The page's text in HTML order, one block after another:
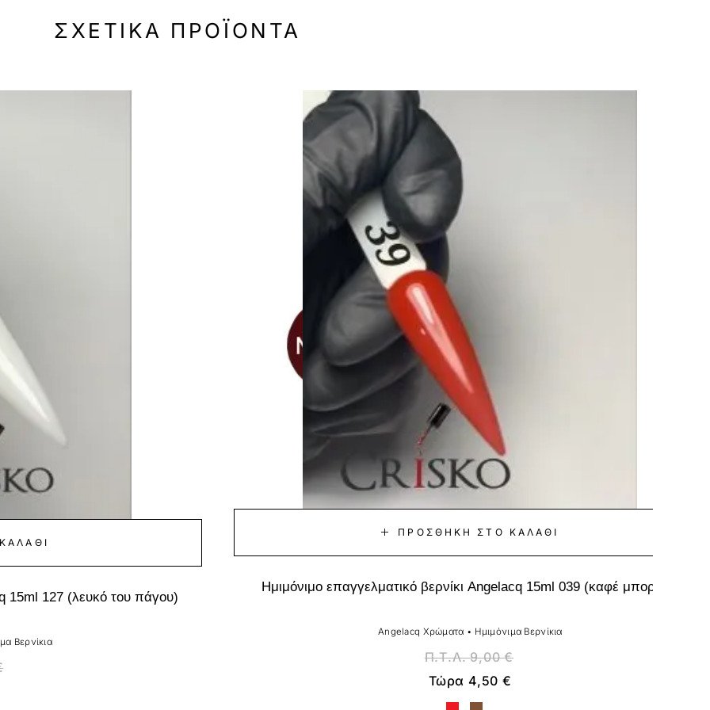
ΣΧΕΤΙΚΆ ΠΡΟΪΌΝΤΑ
15ml 127 (λευκό του πάγου)
Βερνίκια
ΠΡΟΣΘΉΚΗ ΣΤΟ ΚΑΛΆΘΙ
Ημιμόνιμο επαγγελματικό βερνίκι Angelacq 15ml 039 (καφέ μπορντώ)
Angelacq Χρώματα • Ημιμόνιμα Βερνίκια
Π.Τ.Λ.9,00€
Τώρα 4,50 €